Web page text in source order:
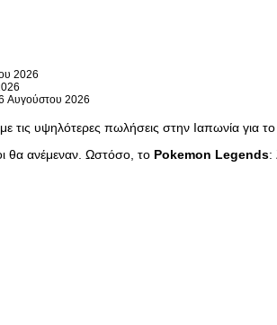
2026
Αυγούστου 2026
τις υψηλότερες πωλήσεις στην Ιαπωνία για το
θα ανέμεναν. Ωστόσο, το Pokemon Legends: